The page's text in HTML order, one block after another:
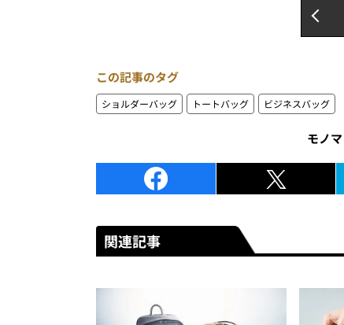
この記事のタグ
ショルダーバッグ トートバッグ ビジネスバッグ
モノ
関連記事